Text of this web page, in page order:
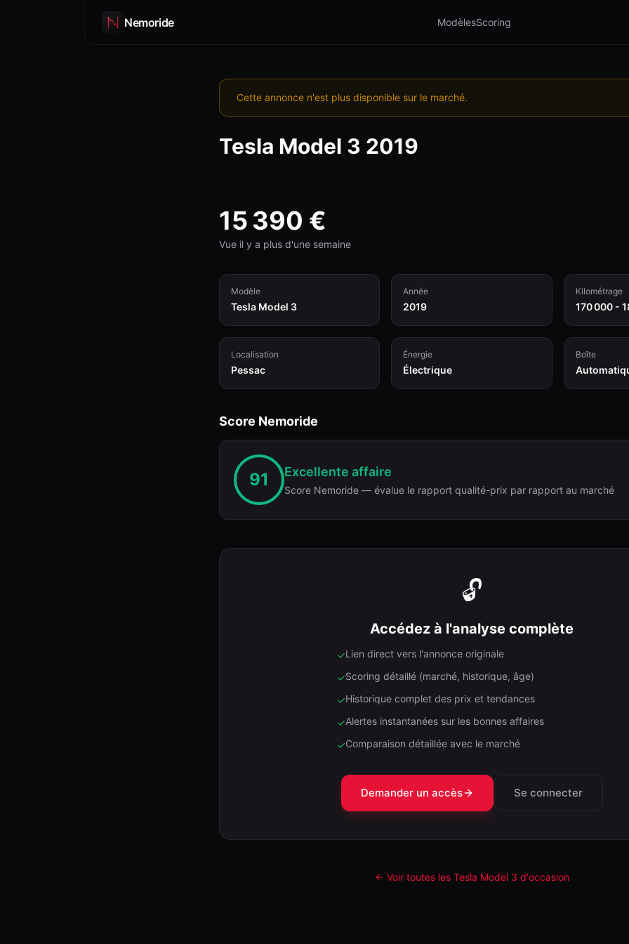
Nemoride ModèlesScoring
Cette annonce n'est plus disponible sur le marché.
Tesla Model 3 2019
15 390 €
Vue il y a plus d'une semaine
Modèle
Tesla Model 3
Année
2019
Kilométrage
170 000 -
Localisation
Pessac
Énergie
Électrique
Boîte
Score Nemoride
91 Excellente affaire
Score Nemoride — évalue le rapport qualité-prix par rapport au marché
🔓
Accédez à l'analyse complète
✓Lien direct vers l'annonce originale
✓Scoring détaillé (marché, historique, âge)
✓Historique complet des prix et tendances
✓Alertes instantanées sur les bonnes affaires
✓Comparaison détaillée avec le marché
Demander un accès Se connecter
← Voir toutes les Tesla Model 3 d'occasion